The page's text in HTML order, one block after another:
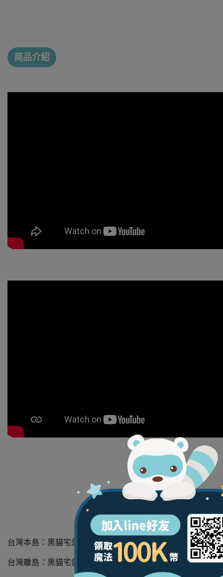
商品介紹
台灣本島：黑貓宅急便（運費$80，滿$2500免運）
台灣離島：黑貓宅急便（運費一律$250）